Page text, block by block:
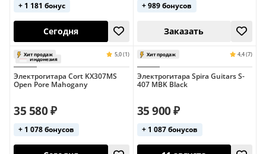
Epiphone (Les Paul)
Epiphone (SG)
Explorer
Fender (Jaguar)
Fender (Jazzmaster)
Fender (Mustang)
Fender (Stratocaster)
Fender (Telecaster)
Fender (чёрные)
Flying V
3,8 (5)
+ 1 181 бонус
Сегодня
+ 989 бонусов
Заказать
Электрогитара Cort KX307MS
Open Pore Mahogany
35 580 ₽
+ 1 078 бонусов
Электрогитара Spira Guitars S-
407 MBK Black
35 900 ₽
+ 1 087 бонусов